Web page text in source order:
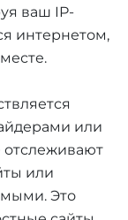
ваш IP-
интернетом,
или
отслеживают
или
Это